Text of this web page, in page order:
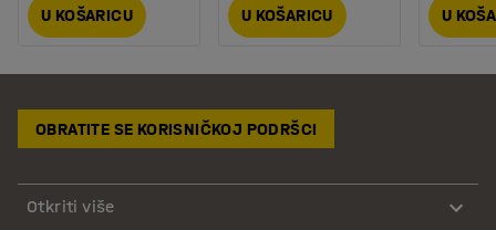
U KOŠARICU U KOŠARICU U
OBRATITE SE KORISNIČKOJ PODRŠCI
Otkriti više